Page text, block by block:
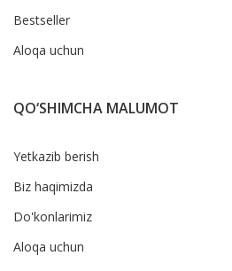
Bestseller
Aloqa uchun
QO‘SHIMCHA MALUMOT
Yetkazib berish
Biz haqimizda
Do'konlarimiz
Aloqa uchun